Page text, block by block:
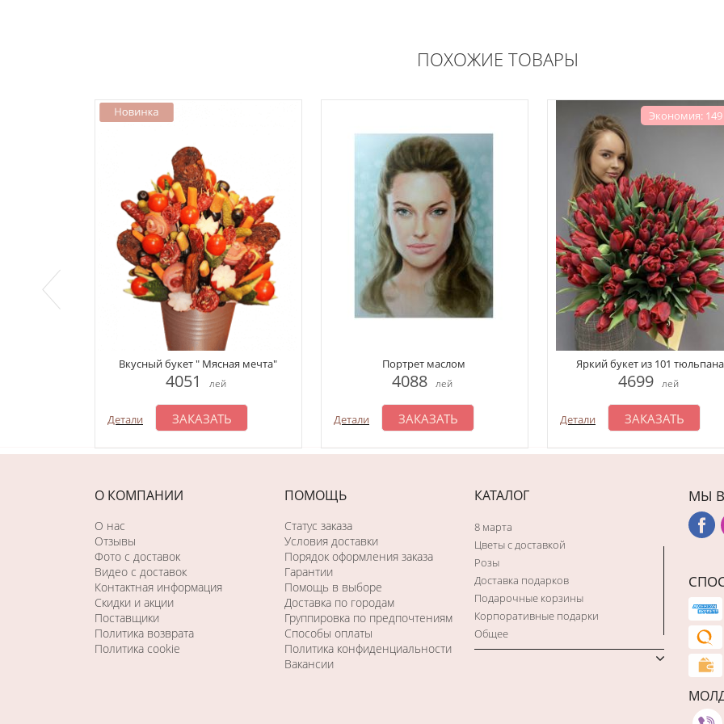
ПОХОЖИЕ ТОВАРЫ
Вкусный букет " Мясная мечта"
4051 лей
Детали ЗАКАЗАТЬ
Портрет маслом
4088 лей
Детали ЗАКАЗАТЬ
Экономия: 149
Яркий букет из 101 тюльпана
4699 лей
Детали ЗАКАЗАТЬ
О КОМПАНИИ
О нас
Отзывы
Фото c доставок
Видео с доставок
Контактная информация
Скидки и акции
Поставщики
Политика возврата
Политика cookie
ПОМОЩЬ
Статус заказа
Условия доставки
Порядок оформления заказа
Гарантии
Помощь в выборе
Доставка по городам
Группировка по предпочтениям
Способы оплаты
Политика конфиденциальности
Вакансии
КАТАЛОГ
8 марта
Цветы с доставкой
Розы
Доставка подарков
Подарочные корзины
Корпоративные подарки
Общее
МЫ